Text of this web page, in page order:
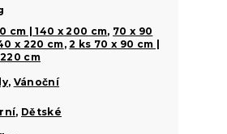
cm | 140 x 200 cm, 70 x 90
x 220 cm,2 ks 70 x 90 cm |
cm
, Vánoční
, Dětské